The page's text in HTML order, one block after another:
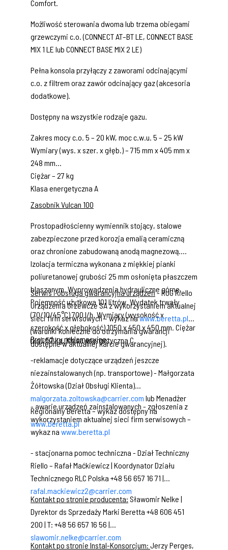
Comfort.
Możliwość sterowania dwoma lub trzema obiegami
grzewczymi c.o. (CONNECT AT–BT LE, CONNECT BASE
MIX 1 LE lub CONNECT BASE MIX 2 LE)
Pełna konsola przyłączy z zaworami odcinającymi
c.o. z filtrem oraz zawór odcinający gaz (akcesoria
dodatkowe).
Dostępny na wszystkie rodzaje gazu.
Zakres mocy c.o. 5 – 20 kW, moc c.w.u. 5 – 25 kW
Wymiary (wys. x szer. x głęb.) – 715 mm x 405 mm x
248 mm
Ciężar – 27 kg
Klasa energetyczna A
Zasobnik Vulcan 100
Prostopadłościenny wymiennik stojący, stalowe
zabezpieczone przed korozja emalią ceramiczną
oraz chronione zabudowaną anodą magnezową.
Izolacja termiczna wykonana z miękkiej pianki
poliuretanowej grubości 25 mm osłonięta płaszczem
blaszanym. Wyprowadzenia hydrauliczne górne.
Pojemność użytkowa 101 litrów. Wydatek trwały
(70/10/45°C) 700 l/h. Wymiary (wysokość x
szerokość x głębokość) 1050 x 450 x 450 mm. Ciężar
(kg): 57 kg. Klasa energetyczna C.
Serwis i obsługa gwarancyjna urządzeń- RUG Riello
Urządzenia Grzewcze SA z wykorzystaniem aktualnej
sieci firm serwisowych – wykaz nawww.beretta.pl
(warunki konieczne do otrzymania gwarancji
dostępne w aktualnej karcie gwarancyjnej).
Procedury reklamacyjne:
-reklamacje dotyczące urządzeń jeszcze
niezainstalowanych (np. transportowe) - Małgorzata
Żółtowska (Dział Obsługi Klienta)
malgorzata.zoltowska@carrier.com lub Menadżer
Regionalny Beretta – wykaz dostępny na
www.beretta.pl
- awarie urządzeń zainstalowanych - zgłoszenia z
wykorzystaniem aktualnej sieci firm serwisowych –
wykaz na www.beretta.pl
- stacjonarna pomoc techniczna - Dział Techniczny
Riello – Rafał Maćkiewicz | Koordynator Działu
Technicznego RLC Polska +48 56 657 16 71 |
rafal.mackiewicz2@carrier.com
Kontakt po stronie producenta: Sławomir Nelke |
Dyrektor ds Sprzedaży Marki Beretta +48 606 451
200 | T: +48 56 657 16 56 |
slawomir.nelke@carrier.com
Kontakt po stronie Instal-Konsorcjum: Jerzy Perges,